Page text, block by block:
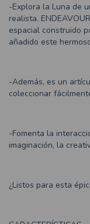
-Explora la Luna de
realista.
espacial construido
añadido este
-Además, es un
coleccionar
-Fomenta la
imaginación, la
¿Listos para esta